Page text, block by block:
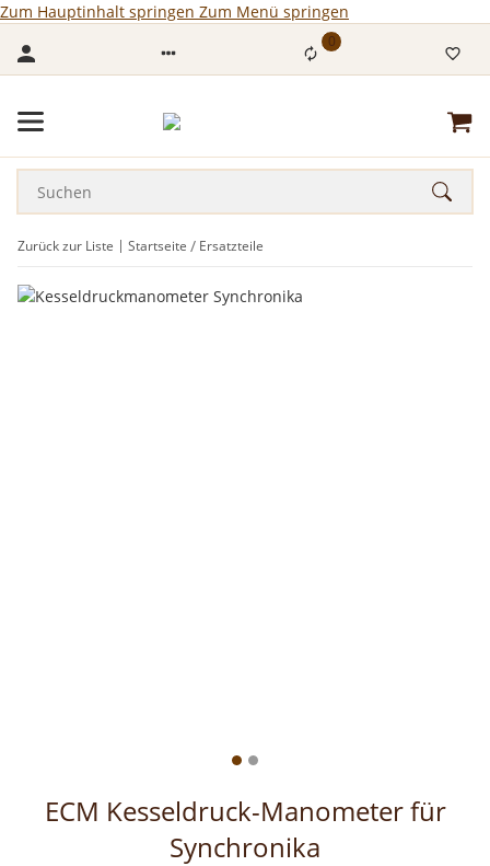
Zum Hauptinhalt springen Zum Menü springen
0
Zurück zur Liste Startseite Ersatzteile
ECM Kesseldruck-Manometer für
Synchronika